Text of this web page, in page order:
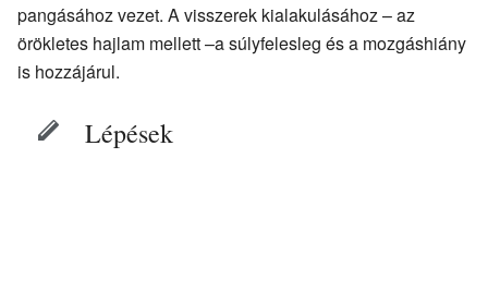
pangásához vezet. A visszerek kialakulásához – az
örökletes hajlam mellett –a súlyfelesleg és a mozgáshiány
is hozzájárul.
Lépések